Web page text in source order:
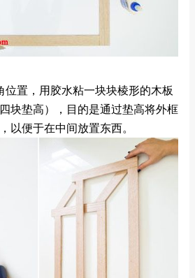
位置，用胶水粘一块块棱形的木板
块垫高），目的是通过垫高将外框
以便于在中间放置东西。